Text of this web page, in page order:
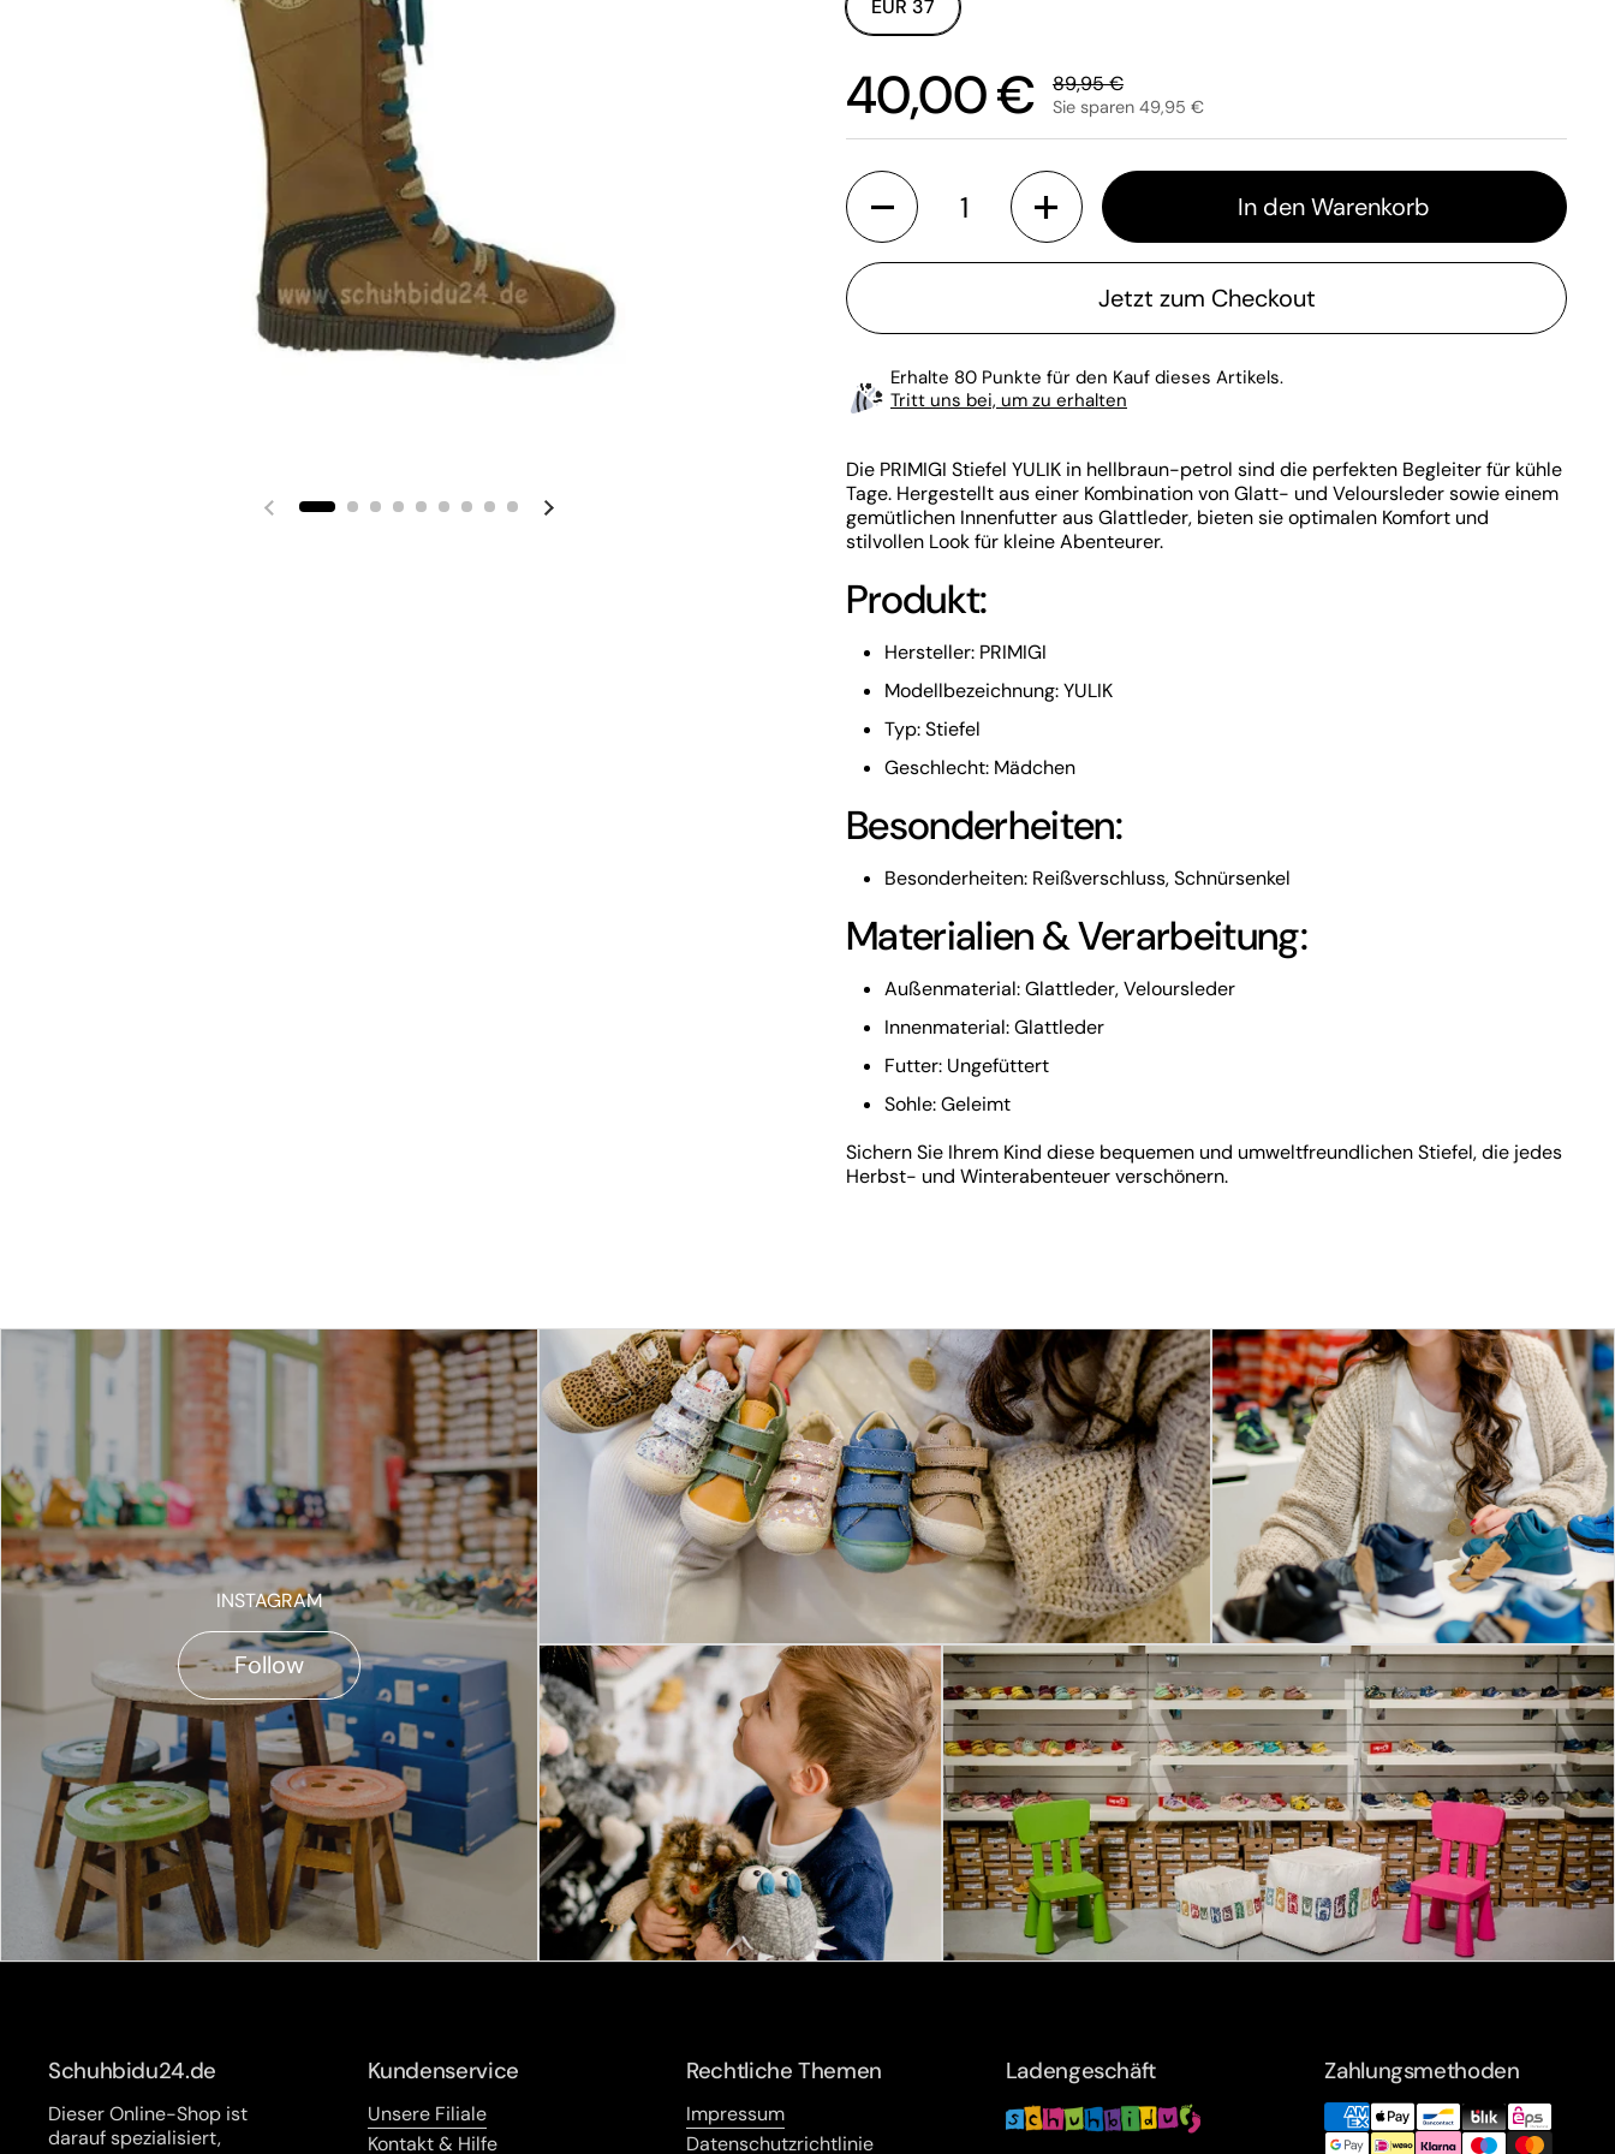
Vorherige Folie Nächste Folie
EUR 37
Sale-Preis:
40,00 € Regulärer Preis:
89,95 €
Sie sparen 49,95 €
Anzahl
In den Warenkorb
Jetzt zum Checkout
Erhalte 80 Punkte für den Kauf dieses Artikels.
Tritt uns bei, um zu erhalten
Die PRIMIGI Stiefel YULIK in hellbraun-petrol sind die perfekten Begleiter für kühle
Tage. Hergestellt aus einer Kombination von Glatt- und Veloursleder sowie einem
gemütlichen Innenfutter aus Glattleder, bieten sie optimalen Komfort und
stilvollen Look für kleine Abenteurer.
Produkt:
Hersteller: PRIMIGI
Modellbezeichnung: YULIK
Typ: Stiefel
Geschlecht: Mädchen
Besonderheiten:
Besonderheiten: Reißverschluss, Schnürsenkel
Materialien & Verarbeitung:
Außenmaterial: Glattleder, Veloursleder
Innenmaterial: Glattleder
Futter: Ungefüttert
Sohle: Geleimt
Sichern Sie Ihrem Kind diese bequemen und umweltfreundlichen Stiefel, die jedes
Herbst- und Winterabenteuer verschönern.
INSTAGRAM
Follow
Schuhbidu24.de
Dieser Online-Shop ist
darauf spezialisiert,
Kundenservice
Unsere Filiale
Kontakt & Hilfe
Rechtliche Themen
Impressum
Datenschutzrichtlinie
Ladengeschäft Zahlungsmethoden